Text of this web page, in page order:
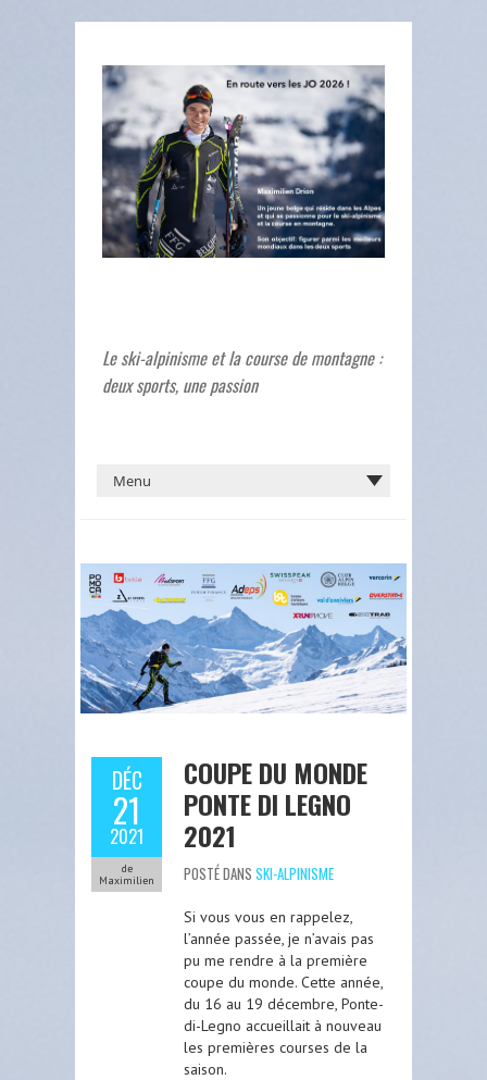
Le ski-alpinisme et la course de montagne :
deux sports, une passion
DÉC
21
2021
de
Maximilien
COUPE DU MONDE
PONTE DI LEGNO
2021
POSTÉ DANS SKI-ALPINISME
Si vous vous en rappelez,
l’année passée, je n’avais pas
pu me rendre à la première
coupe du monde. Cette année,
du 16 au 19 décembre, Ponte-
di-Legno accueillait à nouveau
les premières courses de la
saison.